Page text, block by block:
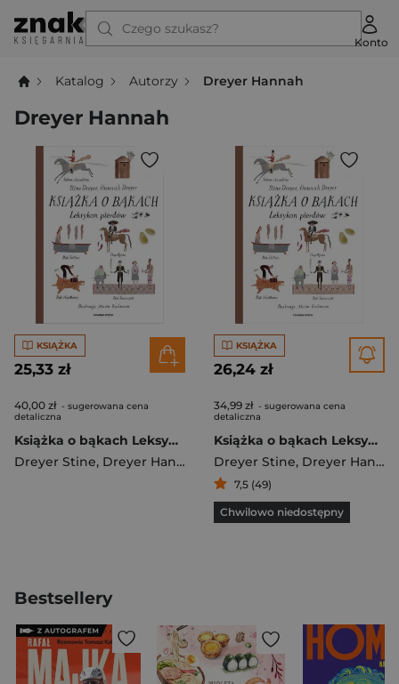
Czego szukasz?
Konto
Katalog Autorzy Dreyer Hannah
Dreyer Hannah
KSIĄŻKA
25,33 zł
40,00 zł - sugerowana cena
detaliczna
Książka o bąkach Leksykon pierdów
Dreyer Stine, Dreyer Hannah
KSIĄŻKA
26,24 zł
34,99 zł - sugerowana cena
detaliczna
Książka o bąkach Leksykon pierdów
Dreyer Stine, Dreyer Hannah
7,5 (49)
Chwilowo niedostępny
Bestsellery